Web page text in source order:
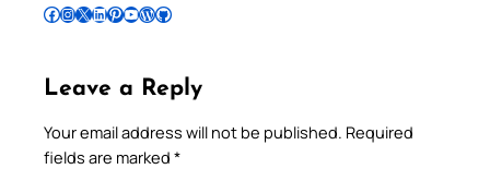
Follow Pradeep on Facebook Follow Pradeep on InstagramFollow Pradeep on X Follow Pradeep on LinkedIn Follow Pradeep on Pinterest Subscribe to Pradeep’s Youtube Channel Follow Pradeep on WordPress Follow Pradeep on GitHub
Leave a Reply
Your email address will not be published. Required
fields are marked *